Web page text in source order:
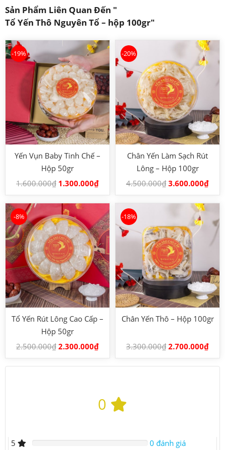
Sản Phẩm Liên Quan Đến "
Tổ Yến Thô Nguyên Tổ – hộp 100gr"
-19%
Yến Vụn Baby Tinh Chế –
Hộp 50gr
1.600.000₫ 1.300.000₫
-20%
Chân Yến Làm Sạch Rút
Lông – Hộp 100gr
4.500.000₫ 3.600.000₫
-8%
Tổ Yến Rút Lông Cao Cấp –
Hộp 50gr
2.500.000₫ 2.300.000₫
-18%
Chân Yến Thô – Hộp 100gr
3.300.000₫ 2.700.000₫
0
5
0 đánh giá